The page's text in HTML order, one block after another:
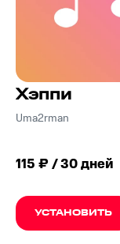
Хэппи
Uma2rman
115 ₽ / 30 дней
УСТАНОВИТЬ